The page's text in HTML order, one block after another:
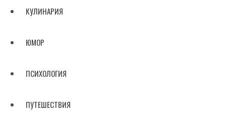
КУЛИНАРИЯ
ЮМОР
ПСИХОЛОГИЯ
ПУТЕШЕСТВИЯ